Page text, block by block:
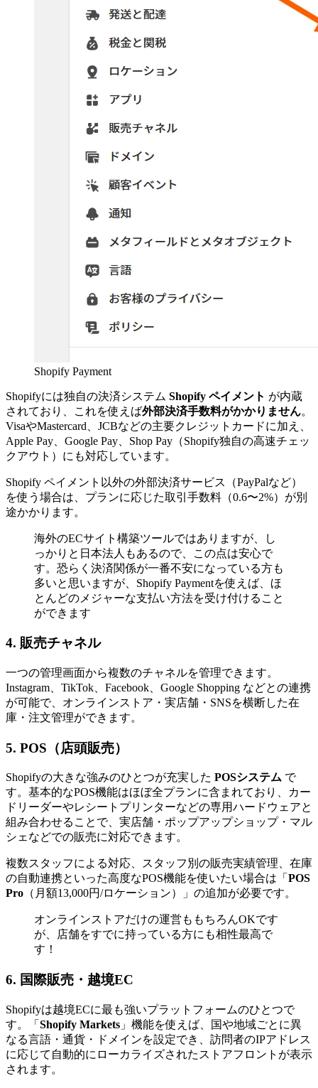
Shopify Payment
Shopifyには独自の決済システム Shopify ペイメント が内蔵
されており、これを使えば外部決済手数料がかかりません。
VisaやMastercard、JCBなどの主要クレジットカードに加え、
Apple Pay、Google Pay、Shop Pay（Shopify独自の高速チェッ
クアウト）にも対応しています。
Shopify ペイメント以外の外部決済サービス（PayPalなど）
を使う場合は、プランに応じた取引手数料（0.6〜2%）が別
途かかります。
海外のECサイト構築ツールではありますが、し
っかりと日本法人もあるので、この点は安心で
す。恐らく決済関係が一番不安になっている方も
多いと思いますが、Shopify Paymentを使えば、ほ
とんどのメジャーな支払い方法を受け付けること
ができます
4. 販売チャネル
一つの管理画面から複数のチャネルを管理できます。
Instagram、TikTok、Facebook、Google Shopping などとの連携
が可能で、オンラインストア・実店舗・SNSを横断した在
庫・注文管理ができます。
5. POS（店頭販売）
Shopifyの大きな強みのひとつが充実した POSシステム で
す。基本的なPOS機能はほぼ全プランに含まれており、カー
ドリーダーやレシートプリンターなどの専用ハードウェアと
組み合わせることで、実店舗・ポップアップショップ・マル
シェなどでの販売に対応できます。
複数スタッフによる対応、スタッフ別の販売実績管理、在庫
の自動連携といった高度なPOS機能を使いたい場合は「 POS
Pro （月額13,000円/ロケーション）」の追加が必要です。
オンラインストアだけの運営ももちろんOKです
が、店舗をすでに持っている方にも相性最高で
す！
6. 国際販売・越境EC
Shopifyは越境ECに最も強いプラットフォームのひとつで
す。「 Shopify Markets 」機能を使えば、国や地域ごとに異
なる言語・通貨・ドメインを設定でき、訪問者のIPアドレス
に応じて自動的にローカライズされたストアフロントが表示
されます。